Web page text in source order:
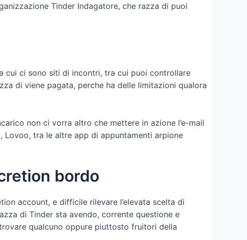
Tinder Indagatore, che razza di puoi
cui ci sono siti di incontri, tra cui puoi controllare
di viene pagata, perche ha delle limitazioni qualora
non ci vorra altro che mettere in azione l’e-mail
Lovoo, tra le altre app di appuntamenti arpione
bordo
account, e difficile rilevare l’elevata scelta di
di Tinder sta avendo, corrente questione e
qualcuno oppure piuttosto fruitori della